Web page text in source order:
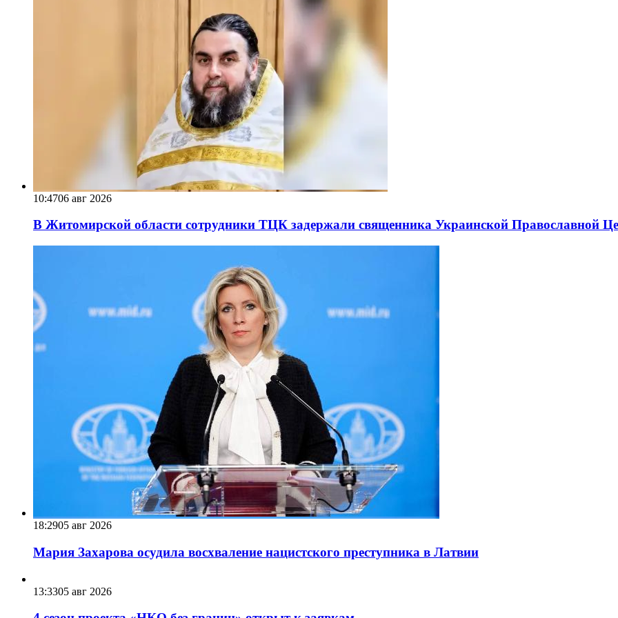
10:4706 авг 2026
В Житомирской области сотрудники ТЦК задержали священника Украинской Православной
18:2905 авг 2026
Мария Захарова осудила восхваление нацистского преступника в Латвии
13:3305 авг 2026